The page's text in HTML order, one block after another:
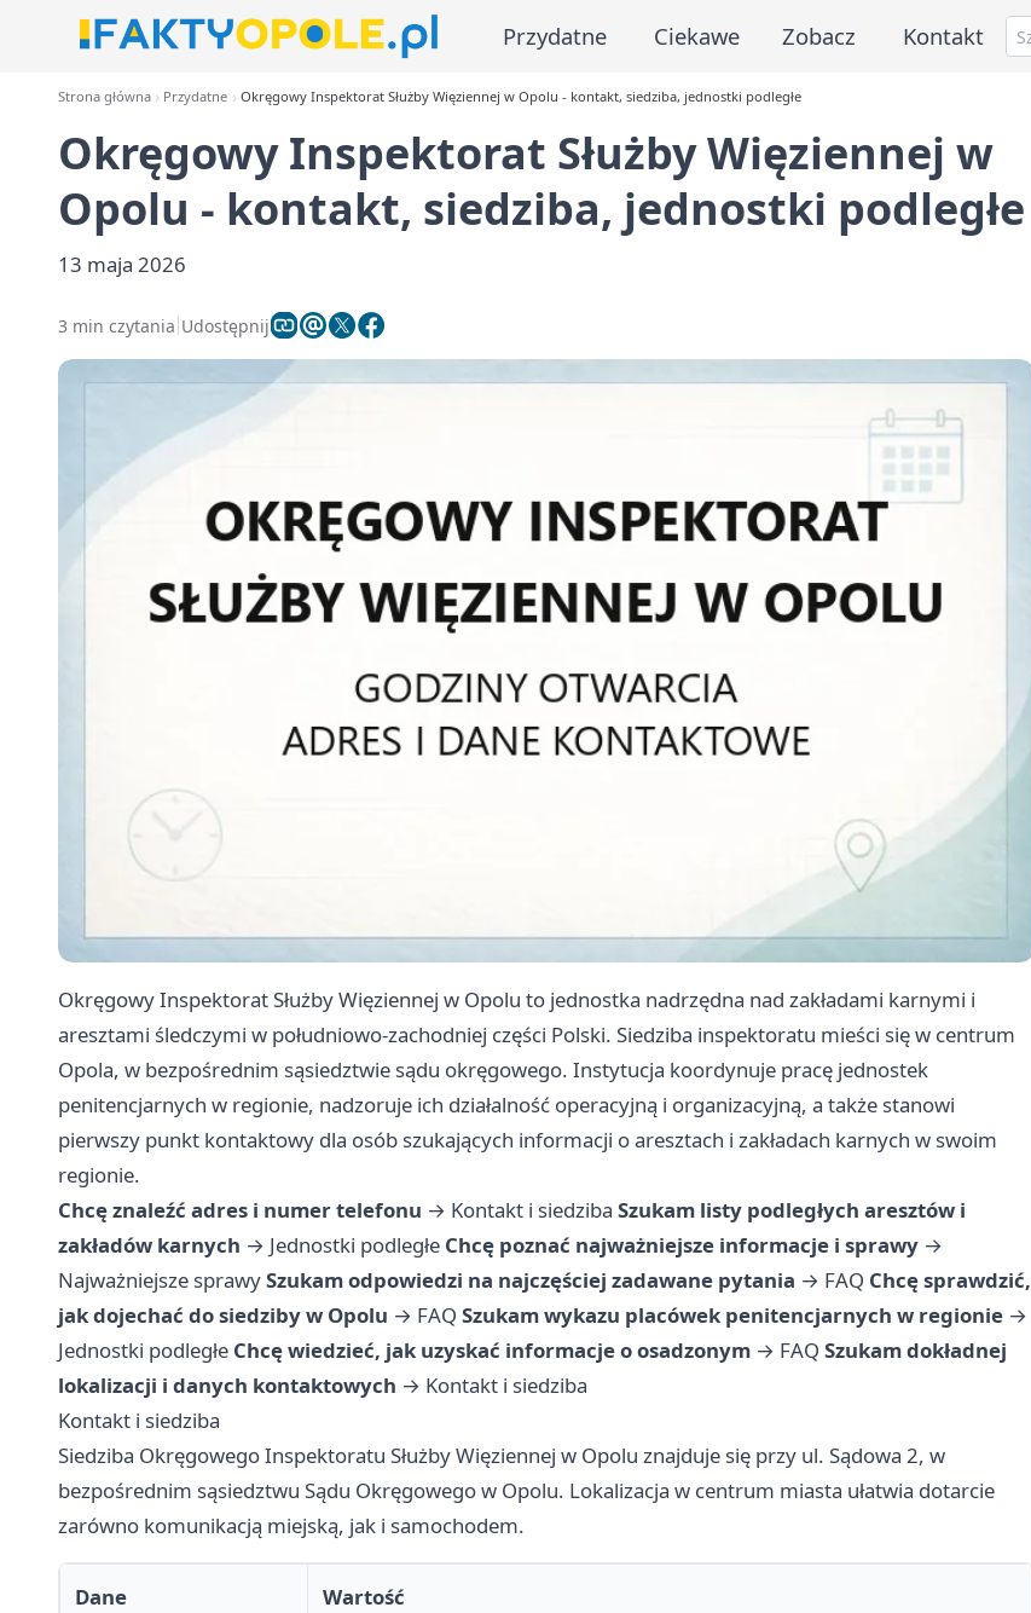
Przydatne Ciekawe Zobacz Kontakt
Strona główna Przydatne Okręgowy Inspektorat Służby Więziennej w Opolu - kontakt, siedziba, jednostki podległe
Okręgowy Inspektorat Służby Więziennej w
Opolu - kontakt, siedziba, jednostki podległe
13 maja 2026
3 min czytania Udostępnij
Okręgowy Inspektorat Służby Więziennej w Opolu to jednostka nadrzędna nad zakładami karnymi i
aresztami śledczymi w południowo-zachodniej części Polski. Siedziba inspektoratu mieści się w centrum
Opola, w bezpośrednim sąsiedztwie sądu okręgowego. Instytucja koordynuje pracę jednostek
penitencjarnych w regionie, nadzoruje ich działalność operacyjną i organizacyjną, a także stanowi
pierwszy punkt kontaktowy dla osób szukających informacji o aresztach i zakładach karnych w swoim
regionie.
Chcę znaleźć adres i numer telefonu → Kontakt i siedziba Szukam listy podległych aresztów i
zakładów karnych → Jednostki podległe Chcę poznać najważniejsze informacje i sprawy →
Najważniejsze sprawySzukam odpowiedzi na najczęściej zadawane pytania → FAQ Chcę sprawdzić,
jak dojechać do siedziby w Opolu → FAQ Szukam wykazu placówek penitencjarnych w regionie →
Jednostki podległe Chcę wiedzieć, jak uzyskać informacje o osadzonym → FAQ Szukam dokładnej
lokalizacji i danych kontaktowych → Kontakt i siedziba
Kontakt i siedziba
Siedziba Okręgowego Inspektoratu Służby Więziennej w Opolu znajduje się przy ul. Sądowa 2, w
bezpośrednim sąsiedztwu Sądu Okręgowego w Opolu. Lokalizacja w centrum miasta ułatwia dotarcie
zarówno komunikacją miejską, jak i samochodem.
Dane Wartość